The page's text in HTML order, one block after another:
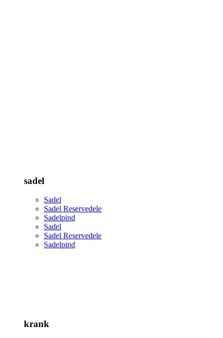
sadel
Sadel
Sadel Reservedele
Sadelpind
Sadel
Sadel Reservedele
Sadelpind
krank